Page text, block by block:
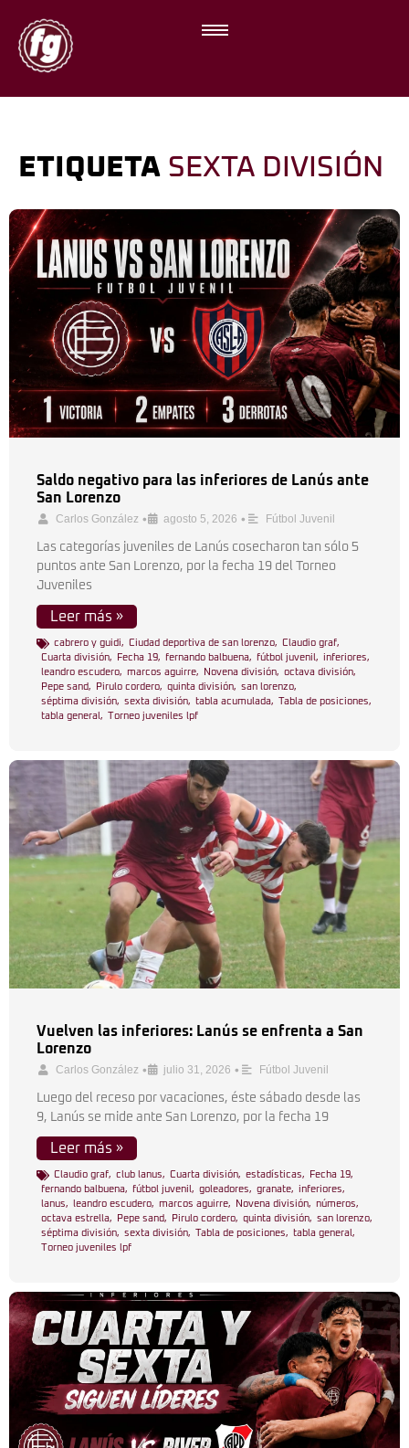
ETIQUETA SEXTA DIVISIÓN
Saldo negativo para las inferiores de Lanús ante
San Lorenzo
Carlos González • agosto 5, 2026 • Fútbol Juvenil
Las categorías juveniles de Lanús cosecharon tan sólo 5
puntos ante San Lorenzo, por la fecha 19 del Torneo
Juveniles
Leer más »
cabrero y guidi, Ciudad deportiva de san lorenzo, Claudio graf,
Cuarta división, Fecha 19, fernando balbuena, fútbol juvenil , inferiores,
leandro escudero, marcos aguirre, Novena división, octava división,
Pepe sand, Pirulo cordero, quinta división, san lorenzo,
séptima división, sexta división, tabla acumulada, Tabla de posiciones,
tabla general , Torneo juveniles lpf
Vuelven las inferiores: Lanús se enfrenta a San
Lorenzo
Carlos González • julio 31, 2026 • Fútbol Juvenil
Luego del receso por vacaciones, éste sábado desde las
9, Lanús se mide ante San Lorenzo, por la fecha 19
Leer más »
Claudio graf, club lanus, Cuarta división, estadísticas, Fecha 19,
fernando balbuena, fútbol juvenil , goleadores, granate, inferiores,
lanus, leandro escudero, marcos aguirre, Novena división, números,
octava estrella, Pepe sand, Pirulo cordero, quinta división, san lorenzo,
séptima división, sexta división, Tabla de posiciones, tabla general ,
Torneo juveniles lpf